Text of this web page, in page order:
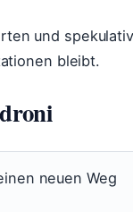
und
bleibt.
neuen Weg